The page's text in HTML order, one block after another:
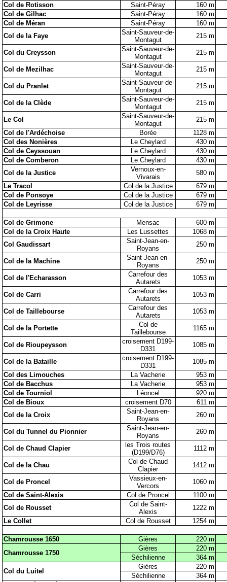
Col de Rotisson
Saint-Péray
160 m
Col de Gilhac
Saint-Péray
160 m
Col de Méran
Saint-Péray
160 m
Col de la Faye
Saint-Sauveur-de-
Montagut
215 m
Col du Creysson
Saint-Sauveur-de-
Montagut
215 m
Col de Mezilhac
Saint-Sauveur-de-
Montagut
215 m
Col du Pranlet
Saint-Sauveur-de-
Montagut
215 m
Col de la Clède
Saint-Sauveur-de-
Montagut
215 m
Le Col
Saint-Sauveur-de-
Montagut
215 m
Col de l'Ardéchoise
Borée
1128 m
Col des Nonières
Le Cheylard
430 m
Col de Ceyssouan
Le Cheylard
430 m
Col de Comberon
Le Cheylard
430 m
Col de la Justice
Vernoux-en-
Vivarais
580 m
Le Tracol
Col de la Justice
679 m
Col de Ponsoye
Col de la Justice
679 m
Col de Leyrisse
Col de la Justice 679 m
Col de Grimone Mensac
600 m
Col de la Croix Haute
Les Lussettes
1068 m
Col Gaudissart
Saint-Jean-en-
Royans
250 m
Col de la Machine
Saint-Jean-en-
Royans
250 m
Col de l'Echarasson
Carrefour des
Autarets
1053 m
Col de Carri
Carrefour des
Autarets
1053 m
Col de Taillebourse
Carrefour des
Autarets
1053 m
Col de la Portette
Col de
Taillebourse
1165 m
Col de Rioupeysson
croisement D199-
D331
1085 m
Col de la Bataille
croisement D199-
D331
1085 m
Col des Limouches
La Vacherie
953 m
Col de Bacchus
La Vacherie
953 m
Col de Tourniol
Léoncel
920 m
Col de Bioux
croisement D70
611 m
Col de la Croix
Saint-Jean-en-
Royans
260 m
Col du Tunnel du Pionnier
Saint-Jean-en-
Royans
260 m
Col de Chaud Clapier
les Trois routes
(D199/D76)
1112 m
Col de la Chau
Col de Chaud
Clapier
1412 m
Col de Proncel
Vassieux-en-
Vercors
1060 m
Col de Saint-Alexis
Col de Proncel
1100 m
Col de Rousset
Col de Saint-
Alexis
1222 m
Le Collet
Col de Rousset 1254 m
Chamrousse 1650 Gières
220 m
Chamrousse 1750
Gières
220 m
Séchilienne
364 m
Col du Luitel
Gières
220 m
Séchilienne
364 m